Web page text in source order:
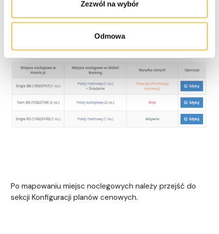
Zezwól na wybór
Odmowa
Po mapowaniu miejsc noclegowych należy przejść do
sekcji Konfiguracji planów cenowych.